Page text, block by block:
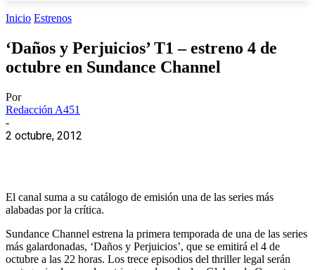
Inicio Estrenos
‘Daños y Perjuicios’ T1 – estreno 4 de
octubre en Sundance Channel
Por
Redacción A451
-
2 octubre, 2012
El canal suma a su catálogo de emisión una de las series más
alabadas por la crítica.
Sundance Channel estrena la primera temporada de una de las series
más galardonadas, ‘Daños y Perjuicios’, que se emitirá el 4 de
octubre a las 22 horas. Los trece episodios del thriller legal serán